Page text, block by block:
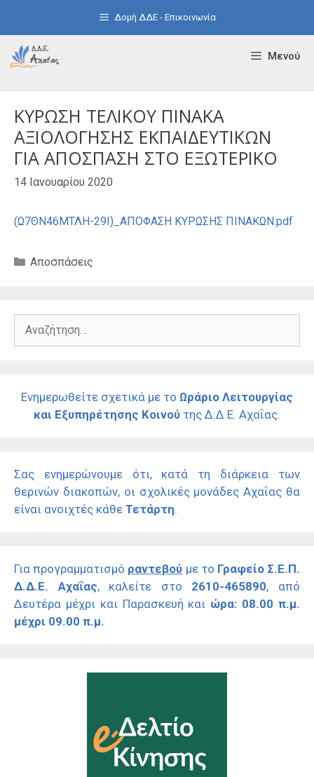
Δομή ΔΔΕ - Επικοινωνία
Μενού
ΚΥΡΩΣΗ ΤΕΛΙΚΟΥ ΠΙΝΑΚΑ
ΑΞΙΟΛΟΓΗΣΗΣ ΕΚΠΑΙΔΕΥΤΙΚΩΝ
ΓΙΑ ΑΠΟΣΠΑΣΗ ΣΤΟ ΕΞΩΤΕΡΙΚΟ
14 Ιανουαρίου 2020
(Ω7ΘΝ46ΜΤΛΗ-29Ι)_ΑΠΟΦΑΣΗ ΚΥΡΩΣΗΣ ΠΙΝΑΚΩΝ.pdf
Κατηγορίες
Αποσπάσεις
Αναζήτηση
Ενημερωθείτε σχετικά με το Ωράριο Λειτουργίας
και Εξυπηρέτησης Κοινού της Δ.Δ.Ε. Αχαΐας.
Σας ενημερώνουμε ότι, κατά τη διάρκεια των
θερινών διακοπών, οι σχολικές μονάδες Αχαΐας θα
είναι ανοιχτές κάθε Τετάρτη.
Για προγραμματισμό ραντεβού με το Γραφείο Σ.Ε.Π.
Δ.Δ.Ε. Αχαΐας, καλείτε στο 2610-465890, από
Δευτέρα μέχρι και Παρασκευή και ώρα: 08.00 π.μ.
μέχρι 09.00 π.μ.